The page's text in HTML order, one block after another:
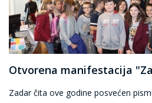
Otvorena manifestacija
Zadar čita ove godine posvećen